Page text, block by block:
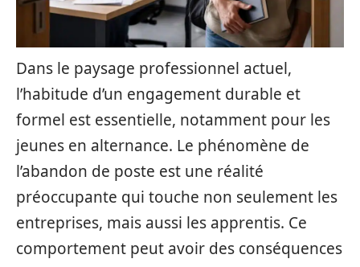
Dans le paysage professionnel actuel,
l’habitude d’un engagement durable et
formel est essentielle, notamment pour les
jeunes en alternance. Le phénomène de
l’abandon de poste est une réalité
préoccupante qui touche non seulement les
entreprises, mais aussi les apprentis. Ce
comportement peut avoir des conséquences